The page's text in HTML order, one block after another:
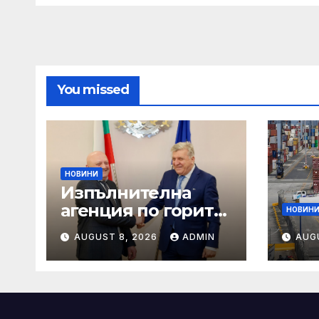
You missed
НОВИНИ
Изпълнителна
агенция по горите
| Новини
AUGUST 8, 2026 ADMIN
НОВИНИ